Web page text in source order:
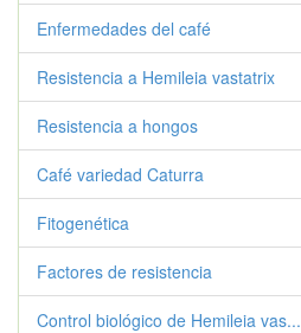
Enfermedades del café
Resistencia a Hemileia vastatrix
Resistencia a hongos
Café variedad Caturra
Fitogenética
Factores de resistencia
Control biológico de Hemileia vas...